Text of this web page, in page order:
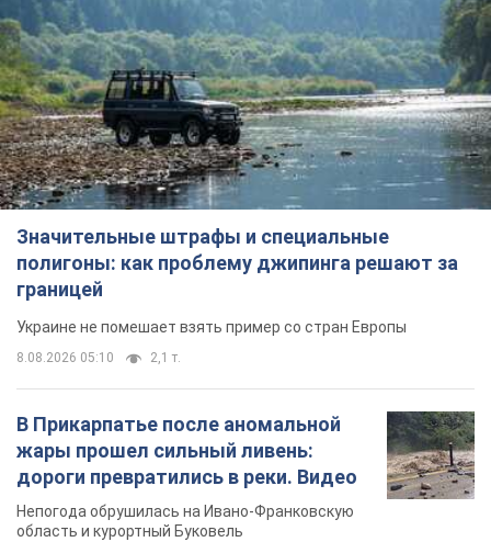
Значительные штрафы и специальные
полигоны: как проблему джипинга решают за
границей
Украине не помешает взять пример со стран Европы
8.08.2026 05:10 2,1 т.
В Прикарпатье после аномальной
жары прошел сильный ливень:
дороги превратились в реки. Видео
Непогода обрушилась на Ивано-Франковскую
область и курортный Буковель